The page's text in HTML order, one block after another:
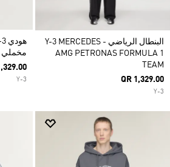
البنطال الرياضي Y-3 MERCEDES -
AMG PETRONAS FORMULA 1
TEAM
QR 1,329.00
Y-3
مخملي
Y-3